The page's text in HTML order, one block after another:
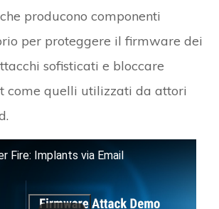
producono componenti
per proteggere il firmware dei
sofisticati e bloccare
come quelli utilizzati da attori
Fire: Implants via Email